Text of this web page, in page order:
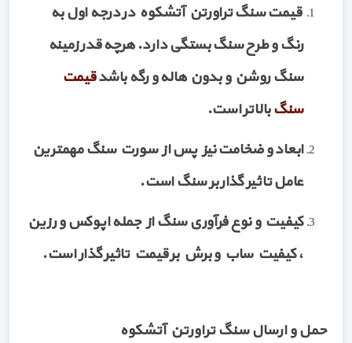
قیمت سنگ تراورتن آتشکوه در درجه اول به
رنگ و طرح سنگ بستگی دارد. هرچه قدر زمینه
سنگ روشن و بدون هاله و رگه باشدقیمت
سنگبالاتر است.
ابعاد و ضخامت نیز پس از سورت سنگ مهمترین
عامل تاثیر گذار بر سنگ است.
کیفیت و نوع فرآوری سنگ از جمله اپوکس و رزین
، کیفیت ساب و برش بر قیمت تاثیر گذار است.
حمل و ارسال سنگ تراورتن آتشکوه